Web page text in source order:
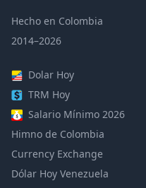
Hecho en Colombia
2014–2026
Dolar Hoy
TRM Hoy
Salario Mínimo 2026
Himno de Colombia
Currency Exchange
Dólar Hoy Venezuela